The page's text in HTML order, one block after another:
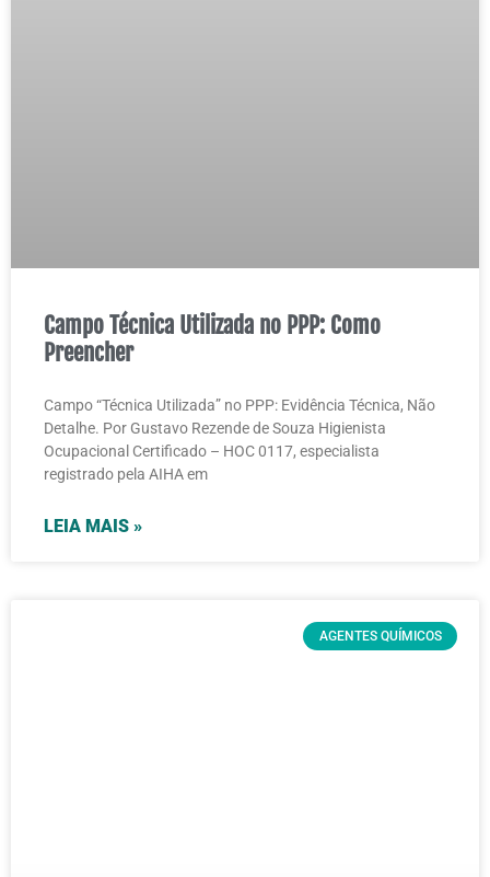
Campo Técnica Utilizada no PPP: Como
Preencher
Campo “Técnica Utilizada” no PPP: Evidência Técnica, Não
Detalhe. Por Gustavo Rezende de Souza Higienista
Ocupacional Certificado – HOC 0117, especialista
registrado pela AIHA em
LEIA MAIS »
AGENTES QUÍMICOS